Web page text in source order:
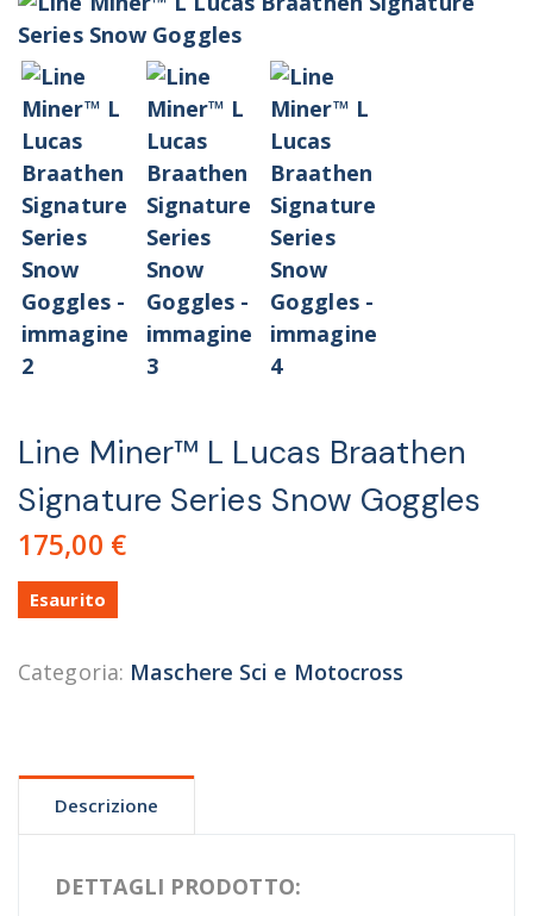
Line Miner™ L Lucas Braathen
Signature Series Snow Goggles
175,00 €
Esaurito
Categoria: Maschere Sci e Motocross
Descrizione
DETTAGLI PRODOTTO: